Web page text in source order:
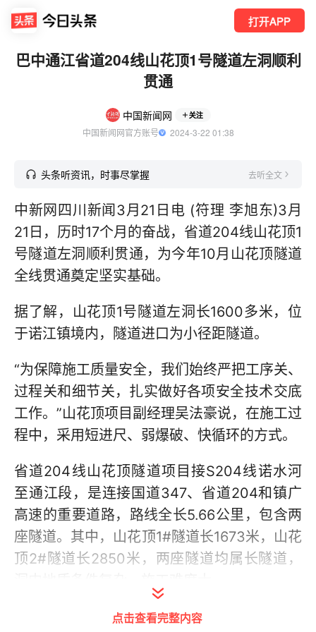
打开APP
巴中通江省道204线山花顶1号隧道左洞顺利
贯通
中国新闻网 关注
中国新闻网官方账号
  2024-3-22 01:38
头条听资讯，时事尽掌握 去听全文
中新网四川新闻3月21日电 (符理 李旭东)3月
21日，历时17个月的奋战，省道204线山花顶1
号隧道左洞顺利贯通，为今年10月山花顶隧道
全线贯通奠定坚实基础。
据了解，山花顶1号隧道左洞长1600多米，位
于诺江镇境内，隧道进口为小径距隧道。
“为保障施工质量安全，我们始终严把工序关、
过程关和细节关，扎实做好各项安全技术交底
工作。”山花顶项目副经理吴法豪说，在施工过
程中，采用短进尺、弱爆破、快循环的方式。
省道204线山花顶隧道项目接S204线诺水河
至通江段，是连接国道347、省道204和镇广
高速的重要道路，路线全长5.66公里，包含两
座隧道。其中，山花顶1#隧道长1673米，山花
顶2#隧道长2850米，两座隧道均属长隧道，
点击查看完整内容